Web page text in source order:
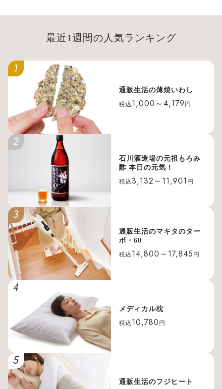
最近1週間の人気ランキング
1
通販生活の薄焼いわし
税込 1,000～4,179 円
2
石川酒造場の元祖もろみ
酢 本日の元気！
税込3,132～11,901 円
3
通販生活のマキタのター
ボ・60
税込 14,800～17,845 円
4
メディカル枕
税込 10,780 円
5
通販生活のフジヒート